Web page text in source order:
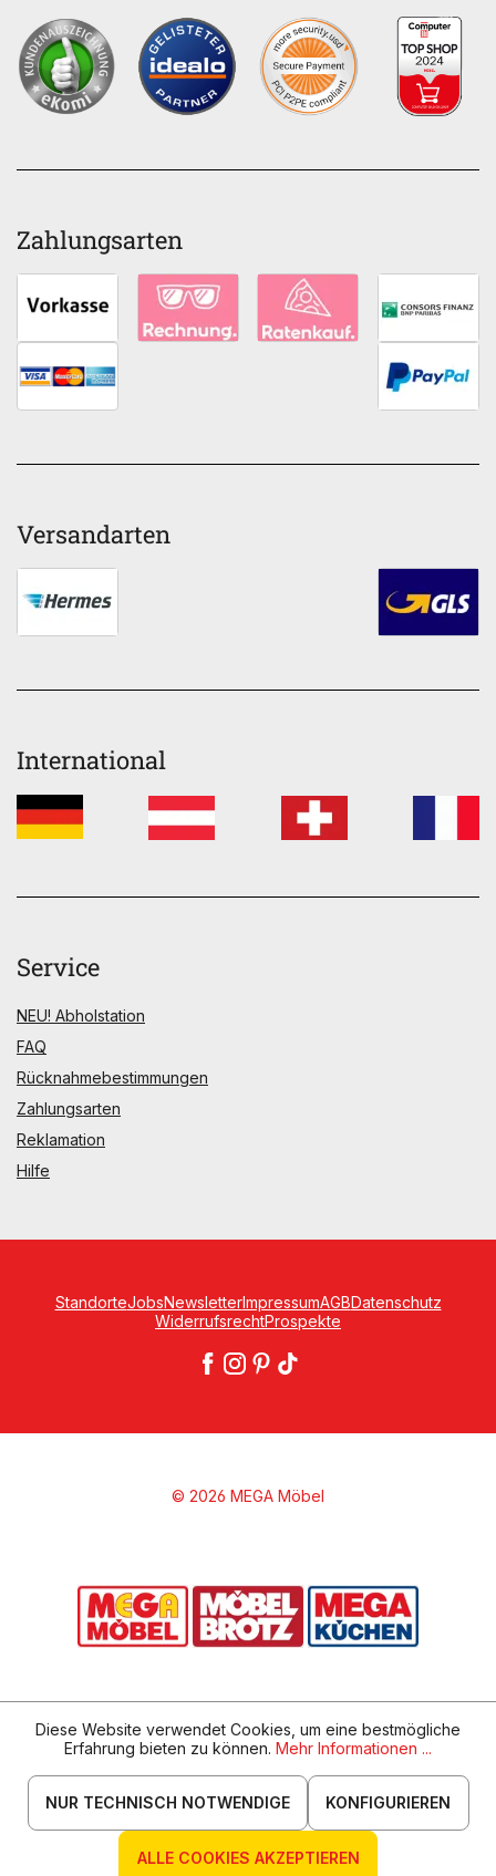
Zahlungsarten
Versandarten
International
Service
NEU! Abholstation
FAQ
Rücknahmebestimmungen
Zahlungsarten
Reklamation
Hilfe
StandorteJobsNewsletterImpressumAGBDatenschutz
WiderrufsrechtProspekte
© 2026 MEGA Möbel
Diese Website verwendet Cookies, um eine bestmögliche
Erfahrung bieten zu können. Mehr Informationen ...
NUR TECHNISCH NOTWENDIGE KONFIGURIEREN
ALLE COOKIES AKZEPTIEREN